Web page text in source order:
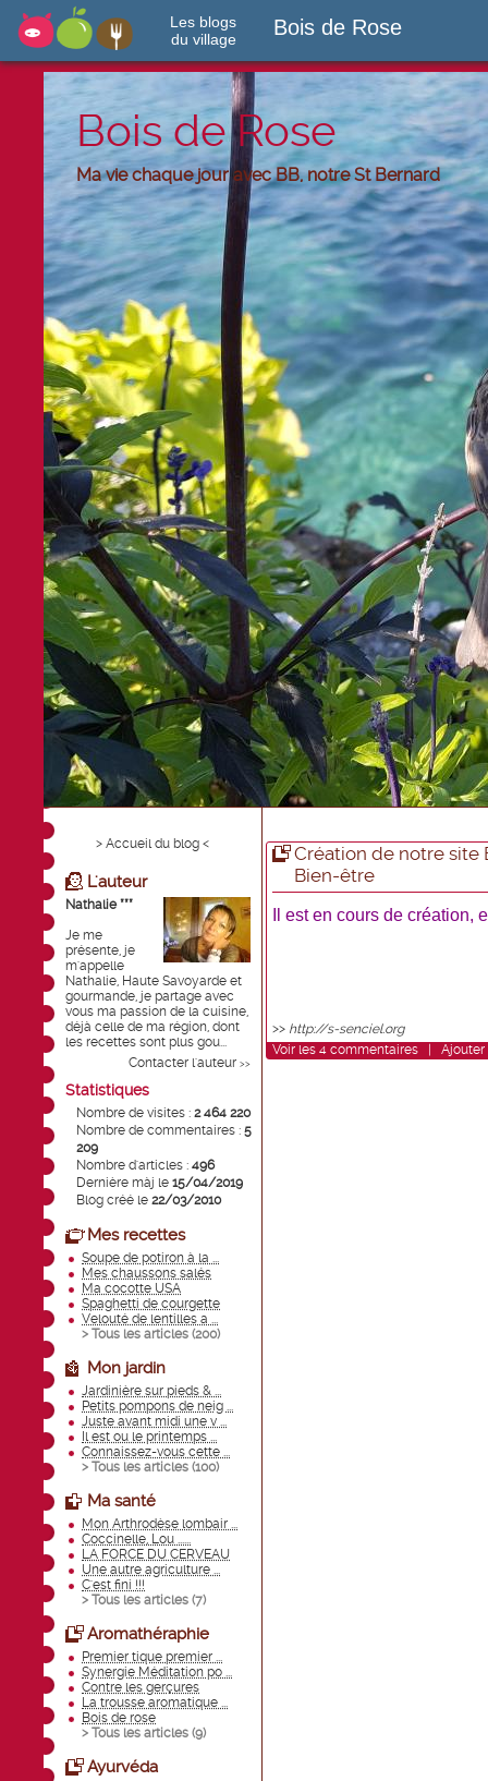
Les blogs
du village
Bois de Rose
Bois de Rose
Ma vie chaque jour avec BB, notre St Bernard
> Accueil du blog <
L'auteur
Nathalie ***
Je me
présente, je
m'appelle
Nathalie, Haute Savoyarde et
gourmande, je partage avec
vous ma passion de la cuisine,
déjà celle de ma région, dont
les recettes sont plus gou...
Contacter l'auteur >>
Statistiques
Nombre de visites : 2 464 220
Nombre de commentaires : 5
209
Nombre d'articles : 496
Dernière màj le 15/04/2019
Blog créé le 22/03/2010
Mes recettes
Soupe de potiron à la ...
Mes chaussons salés
Ma cocotte USA
Spaghetti de courgette
Velouté de lentilles a ...
> Tous les articles (200)
Mon jardin
Jardinière sur pieds & ...
Petits pompons de neig ...
Juste avant midi une v ...
Il est ou le printemps ...
Connaissez-vous cette ...
> Tous les articles (100)
Ma santé
Mon Arthrodèse lombair ...
Coccinelle, Lou ......
LA FORCE DU CERVEAU
Une autre agriculture ...
C'est fini !!!
> Tous les articles (7)
Aromathéraphie
Premier tique premier ...
Synergie Méditation po ...
Contre les gerçures
La trousse aromatique ...
Bois de rose
> Tous les articles (9)
Ayurvéda
Création de notre site
Bien-être
Il est en cours de création,
>> http://s-senciel.org
Voir les 4 commentaires